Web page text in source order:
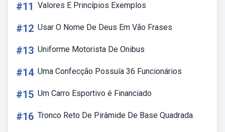
#11 Valores E Princípios Exemplos
#12 Usar O Nome De Deus Em Vão Frases
#13 Uniforme Motorista De Onibus
#14 Uma Confecção Possuía 36 Funcionários
#15 Um Carro Esportivo é Financiado
#16 Tronco Reto De Pirâmide De Base Quadrada.